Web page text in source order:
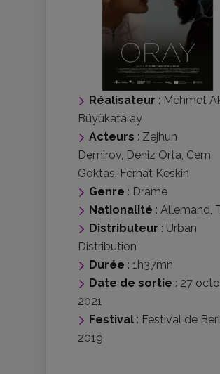
Réalisateur : Mehmet
Büyükatalay
Acteurs : Zejhun
Demirov, Deniz Orta, Cem
Göktas, Ferhat Keskin
Genre : Drame
Nationalité : Allemand,
Distributeur : Urban
Distribution
Durée : 1h37mn
Date de sortie : 27
2021
Festival : Festival de
2019